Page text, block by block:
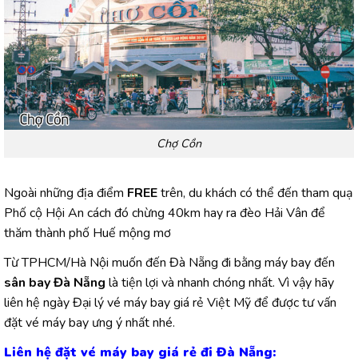
Chợ Cồn
Ngoài những địa điểm FREEtrên, du khách có thể đến tham quạ
Phố cộ Hội An cách đó chừng 40km hay ra đèo Hải Vân để
thăm thành phố Huế mộng mơ
Từ TPHCM/Hà Nội muốn đến Đà Nẵng đi bằng máy bay đến
sân bay Đà Nẵng là tiện lợi và nhanh chóng nhất. Vì vậy hãy
liên hệ ngày Đại lý vé máy bay giá rẻ Việt Mỹ để được tư vấn
đặt vé máy bay ưng ý nhất nhé.
Liên hệ đặt vé máy bay giá rẻ đi Đà Nẵng: